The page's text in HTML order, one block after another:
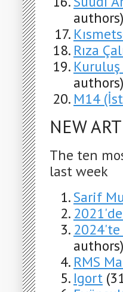
authors)
Rıza
authors)
M14
NEW
The ten
last week
Sarif
authors)
RMS
Igort